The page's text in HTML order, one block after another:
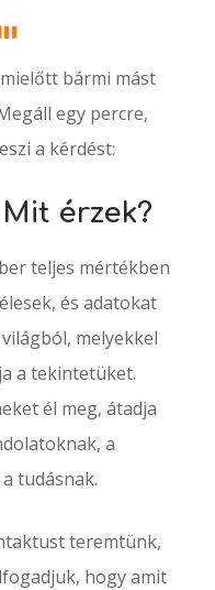
bármi mást
egy percre,
a kérdést:
érzek?
teljes mértékben
és adatokat
melyekkel
a tekintetüket.
él meg, átadja
a
tudásnak.
teremtünk,
hogy amit